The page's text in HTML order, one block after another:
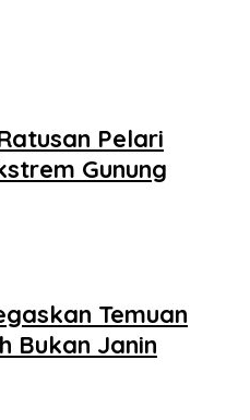
Pelari
Gunung
Temuan
Bukan Janin